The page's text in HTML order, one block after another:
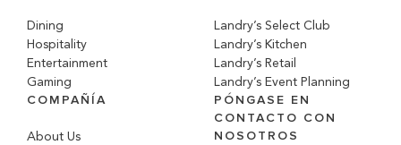
Dining
Hospitality
Entertainment
Gaming
Landry’s Select Club
Landry’s Kitchen
Landry’s Retail
Landry’s Event Planning
COMPAÑÍA
About Us
PÓNGASE EN
CONTACTO CON
NOSOTROS